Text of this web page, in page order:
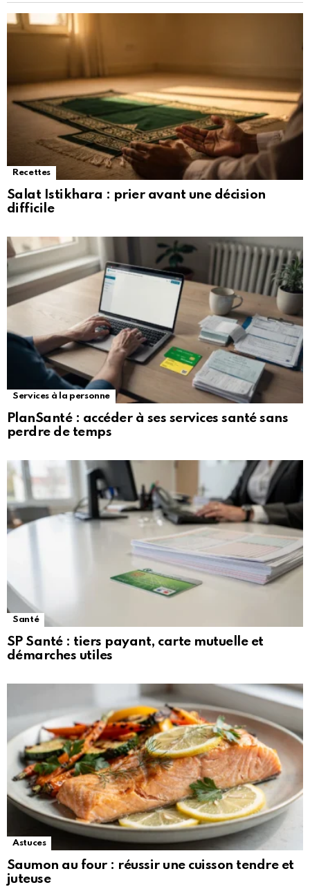
Recettes
Salat Istikhara : prier avant une décision
difficile
Services à la personne
PlanSanté : accéder à ses services santé sans
perdre de temps
Santé
SP Santé : tiers payant, carte mutuelle et
démarches utiles
Astuces
Saumon au four : réussir une cuisson tendre et
juteuse